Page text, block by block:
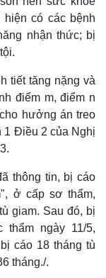
có các bệnh
nhận thức; bị
tiết tăng nặng và
điểm m, điểm n
hưởng án treo
1 Điều 2 của Nghị
thông tin, bị cáo
ở cấp sơ thẩm,
giam. Sau đó, bị
thẩm ngày 11/5,
cáo 18 tháng tù
tháng./.